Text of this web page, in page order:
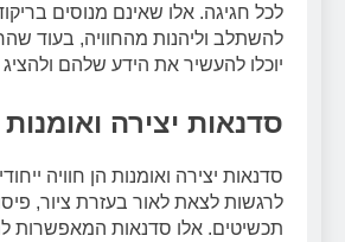
לכל חגיגה. אלו שאינם מנוסים
להשתלב וליהנות מהחוויה, בעוד
יוכלו להעשיר את הידע שלהם
סדנאות יצירה ואומנות
סדנאות יצירה ואומנות הן חוויה
לרגשות לצאת לאור בעזרת ציור,
תכשיטים. אלו סדנאות המאפשרות